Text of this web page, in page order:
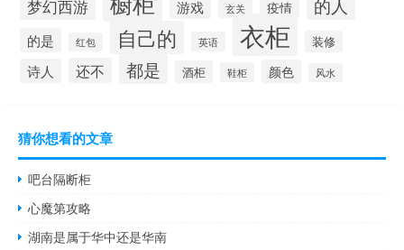
梦幻西游 游戏 玄关 疫情 的人
的是 红包 自己的 英语 衣柜 装修
诗人 还不 都是 酒柜 鞋柜 颜色 风水
猜你想看的文章
吧台隔断柜
心魔第攻略
湖南是属于华中还是华南